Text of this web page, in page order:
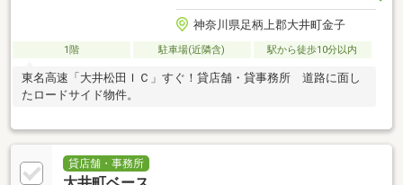
神奈川県足柄上郡大井町金子
1階 駐車場(近隣含) 駅から徒歩10分以内
東名高速「大井松田ＩＣ」すぐ！貸店舗・貸事務所 道路に面し
たロードサイド物件。
貸店舗・事務所